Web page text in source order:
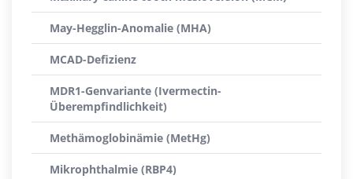
May-Hegglin-Anomalie (MHA)
MCAD-Defizienz
MDR1-Genvariante (Ivermectin-
Überempfindlichkeit)
Methämoglobinämie (MetHg)
Mikrophthalmie (RBP4)